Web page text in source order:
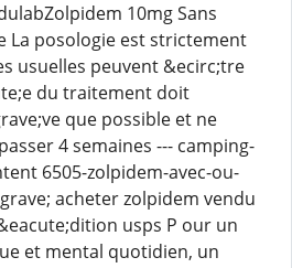
10mg Sans
La posologie est strictement
usuelles peuvent &ecirc;tre
du traitement doit
que possible et ne
4 semaines --- camping-
6505-zolpidem-avec-ou-
acheter zolpidem vendu
usps P our un
et mental quotidien, un